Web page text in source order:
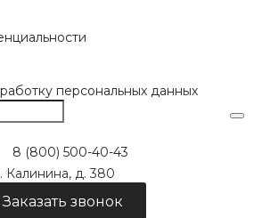
персональных данных
8 (800) 500-40-43
Калинина, д. 380
Заказать звонок